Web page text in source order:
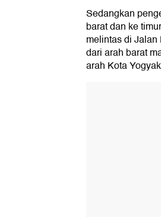
Sedangkan
barat dan ke
melintas di
dari arah barat
arah Kota